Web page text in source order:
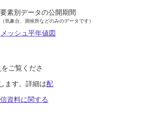
要素別データの公開期間
（気象台、測候所などのみのデータです）
メッシュ平年値図
をご覧くださ
ます。詳細は配
資料に関する